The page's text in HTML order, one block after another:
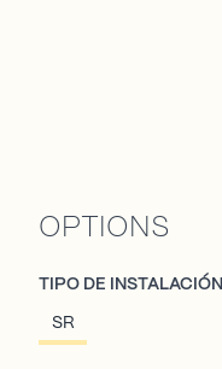
OPTIONS
TIPO DE INSTALACIÓN
SR